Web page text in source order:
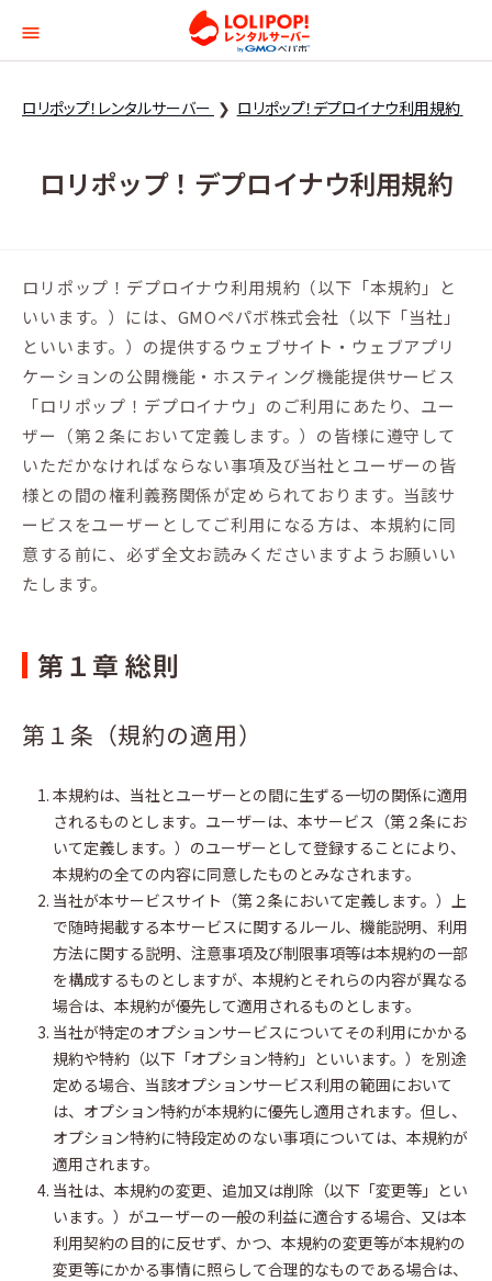
ロリポップ！レンタル
ロリポップ！レンタルサーバー ロリポップ！デプロイナウ利用規約
ロリポップ！デプロイナウ利用規約
ロリポップ！デプロイナウ利用規約（以下「本規約」と
いいます。）には、GMOペパボ株式会社（以下「当社」
といいます。）の提供するウェブサイト・ウェブアプリ
ケーションの公開機能・ホスティング機能提供サービス
「ロリポップ！デプロイナウ」のご利用にあたり、ユー
ザー（第２条において定義します。）の皆様に遵守して
いただかなければならない事項及び当社とユーザーの皆
様との間の権利義務関係が定められております。当該サ
ービスをユーザーとしてご利用になる方は、本規約に同
意する前に、必ず全文お読みくださいますようお願いい
たします。
第１章 総則
第１条（規約の適用）
本規約は、当社とユーザーとの間に生ずる一切の関係に適用
されるものとします。ユーザーは、本サービス（第２条にお
いて定義します。）のユーザーとして登録することにより、
本規約の全ての内容に同意したものとみなされます。
当社が本サービスサイト（第２条において定義します。）上
で随時掲載する本サービスに関するルール、機能説明、利用
方法に関する説明、注意事項及び制限事項等は本規約の一部
を構成するものとしますが、本規約とそれらの内容が異なる
場合は、本規約が優先して適用されるものとします。
当社が特定のオプションサービスについてその利用にかかる
規約や特約（以下「オプション特約」といいます。）を別途
定める場合、当該オプションサービス利用の範囲において
は、オプション特約が本規約に優先し適用されます。但し、
オプション特約に特段定めのない事項については、本規約が
適用されます。
当社は、本規約の変更、追加又は削除（以下「変更等」とい
います。）がユーザーの一般の利益に適合する場合、又は本
利用契約の目的に反せず、かつ、本規約の変更等が本規約の
変更等にかかる事情に照らして合理的なものである場合は、